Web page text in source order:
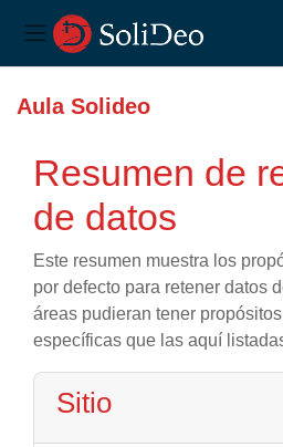
Panel lateral
Aula Solideo
Resumen de
de datos
Este resumen muestra los
por defecto para retener datos
áreas pudieran tener
específicas que las aquí
Sitio